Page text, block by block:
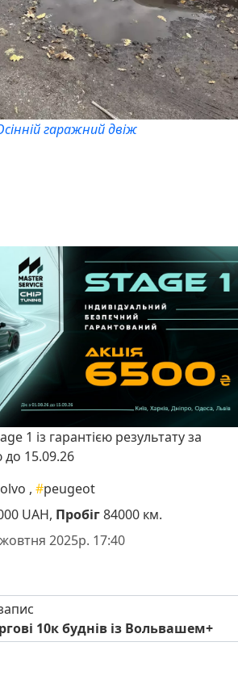
гаражний двіж
1 із гарантією результату за
15.09.26
, #peugeot
UAH, Пробіг84000 км.
2025р. 17:40
10к буднів із Вольвашем+